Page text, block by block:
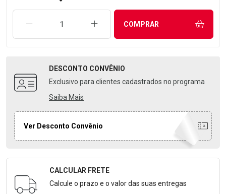
REMOVER UMA UNIDADEAUMENTAR UMA UNIDADE
COMPRAR
DESCONTO CONVÊNIO
Exclusivo para clientes cadastrados no programa
Saiba Mais
Ver Desconto Convênio
Formulário para Calcular o Frete
CALCULAR FRETE
Calcule o prazo e o valor das suas entregas